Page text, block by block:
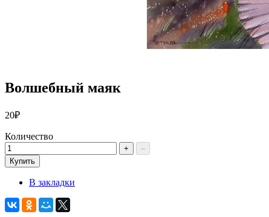
Волшебный маяк
20₽
Количество
+
–
Купить
В закладки